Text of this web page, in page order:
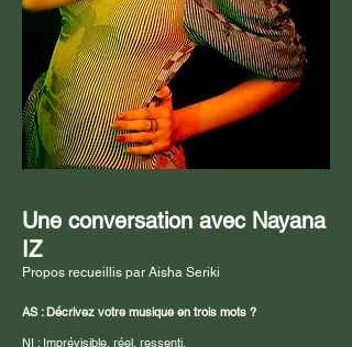
Une conversation avec Nayana
IZ
Propos recueillis par Aisha Seriki
AS : Décrivez votre musique en trois mots ?
NI : Imprévisible, réel, ressenti.